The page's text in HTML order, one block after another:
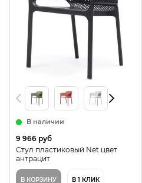
В наличии
9 966 руб
Стул пластиковый Net цвет
антрацит
В КОРЗИНУ В 1 КЛИК